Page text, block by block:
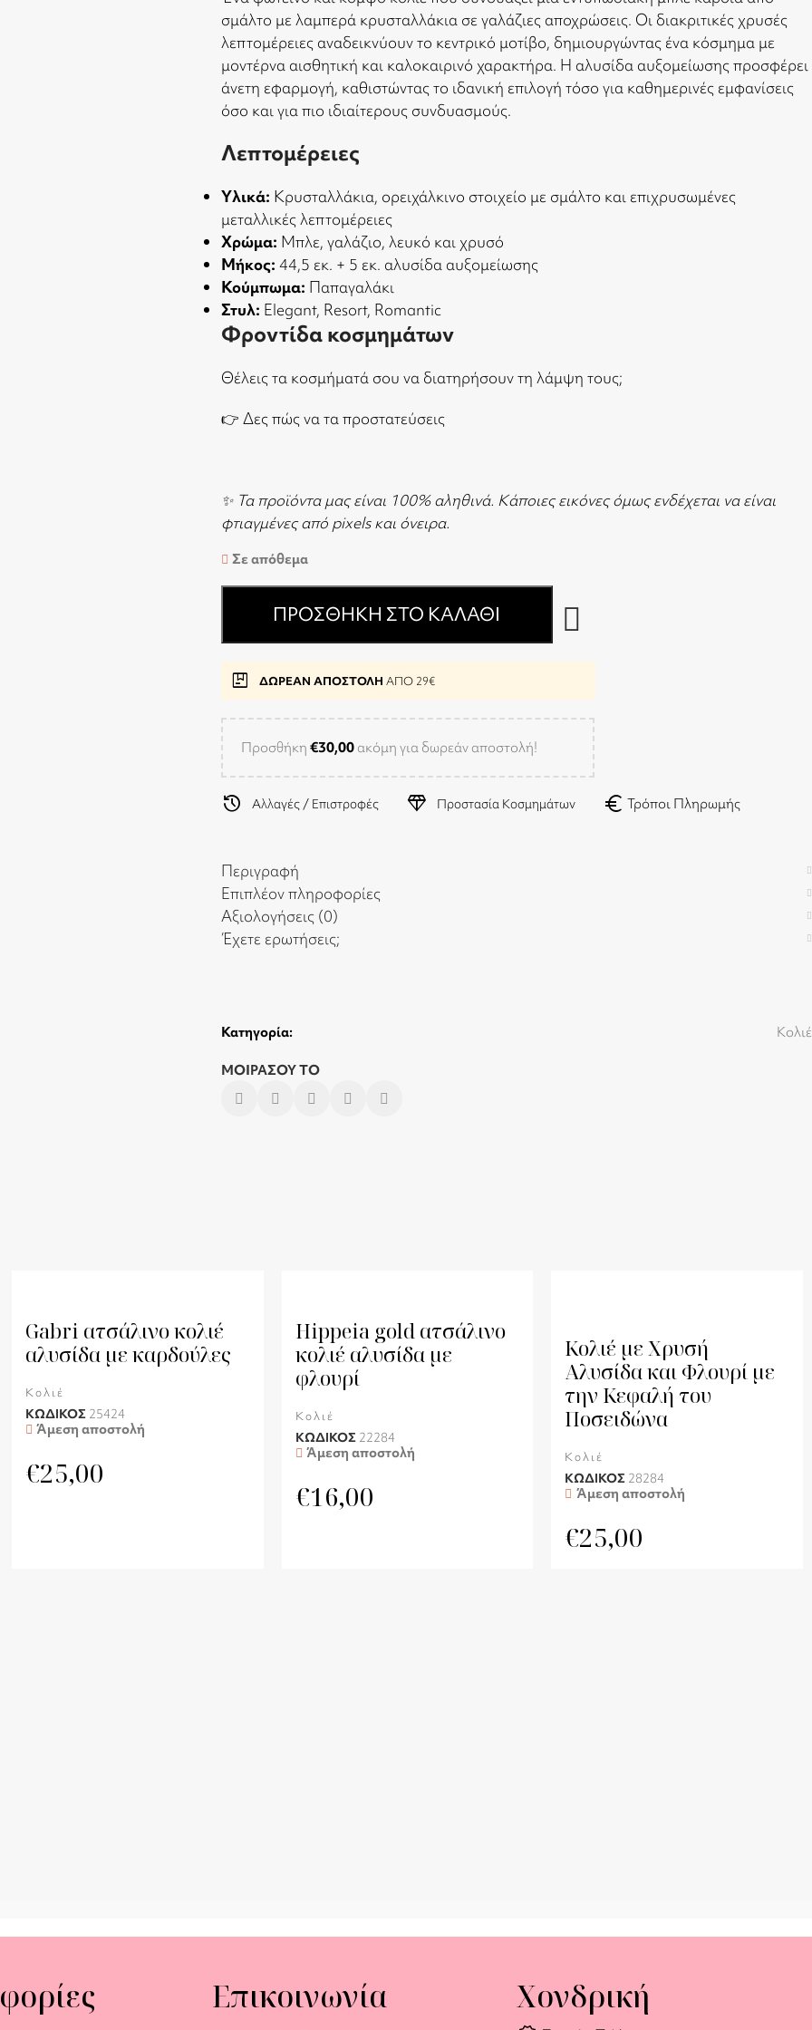
σμάλτο με λαμπερά κρυσταλλάκια σε γαλάζιες αποχρώσεις. Οι διακριτικές χρυσές
λεπτομέρειες αναδεικνύουν το κεντρικό μοτίβο, δημιουργώντας ένα κόσμημα με
μοντέρνα αισθητική και καλοκαιρινό χαρακτήρα. Η αλυσίδα αυξομείωσης προσφέρει
άνετη εφαρμογή, καθιστώντας το ιδανική επιλογή τόσο για καθημερινές εμφανίσεις
όσο και για πιο ιδιαίτερους συνδυασμούς.
Λεπτομέρειες
Υλικά: Κρυσταλλάκια, ορειχάλκινο στοιχείο με σμάλτο και επιχρυσωμένες
μεταλλικές λεπτομέρειες
Χρώμα: Μπλε, γαλάζιο, λευκό και χρυσό
Μήκος: 44,5 εκ. + 5 εκ. αλυσίδα αυξομείωσης
Κούμπωμα: Παπαγαλάκι
Στυλ: Elegant, Resort, Romantic
Φροντίδα κοσμημάτων
Θέλεις τα κοσμήματά σου να διατηρήσουν τη λάμψη τους;
👉 Δες πώς να τα προστατεύσεις
✨ Τα προϊόντα μας είναι 100% αληθινά. Κάποιες εικόνες όμως ενδέχεται να είναι
φτιαγμένες από pixels και όνειρα.
Σε απόθεμα
ΠΡΟΣΘΉΚΗ ΣΤΟ ΚΑΛΆΘΙ
package ΔΩΡΕΑΝ ΑΠΟΣΤΟΛΗ ΑΠΟ 29€
Προσθήκη €30,00 ακόμη για δωρεάν αποστολή!
history Αλλαγές / Επιστροφές diamond Προστασία Κοσμημάτων euro Τρόποι Πληρωμής
Περιγραφή
Επιπλέον πληροφορίες
Αξιολογήσεις (0)
Έχετε ερωτήσεις;
Κατηγορία: Κολιέ
ΜΟΙΡΑΣΟΥ ΤΟ
Gabri ατσάλινο κολιέ
αλυσίδα με καρδούλες
Κολιέ
ΚΩΔΙΚΟΣ 25424
Άμεση αποστολή
€25,00
Hippeia gold ατσάλινο
κολιέ αλυσίδα με
φλουρί
Κολιέ
ΚΩΔΙΚΟΣ 22284
Άμεση αποστολή
€16,00
Κολιέ με Χρυσή
Αλυσίδα και Φλουρί με
την Κεφαλή του
Ποσειδώνα
Κολιέ
ΚΩΔΙΚΟΣ 28284
Άμεση αποστολή
€25,00
Επικοινωνία Χονδρική